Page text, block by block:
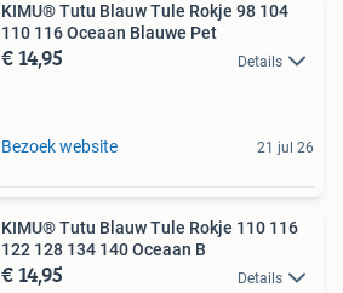
KIMU® Tutu Blauw Tule Rokje 98 104
110 116 Oceaan Blauwe Pet
€ 14,95 Details
Bezoek website 21 jul 26
KIMU® Tutu Blauw Tule Rokje 110 116
122 128 134 140 Oceaan B
€ 14,95 Details